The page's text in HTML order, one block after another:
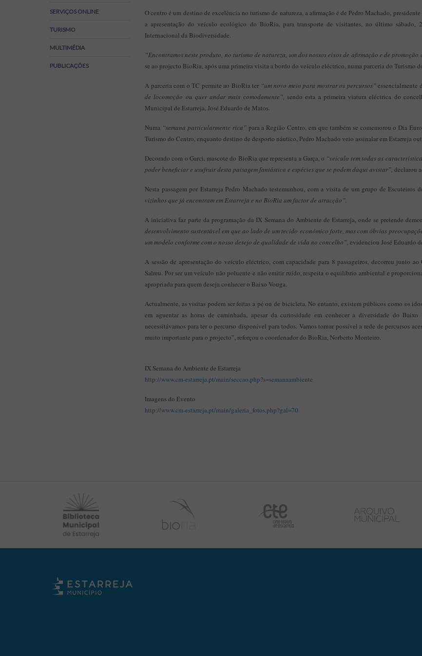
SERVIÇOS ONLINE
TURISMO
MULTIMÉDIA
PUBLICAÇÕES
O centro é um destino de excelência no turismo de natureza, a afirmação é de Pedro Machado,
a apresentação do veículo ecológico do BioRia, para transporte de visitantes, no último
Internacional da Biodiversidade.
“Encontramos neste produto, no turismo de natureza, um dos nossos eixos de afirmação e de
se ao projecto BioRia, após uma primeira visita a bordo do veículo eléctrico, numa parceria do Turismo
A parceria com o TC permite ao BioRia ter “um novo meio para mostrar os percursos” essencialmente
de locomoção ou quer andar mais comodamente”, sendo esta a primeira viatura eléctrica do
Municipal de Estarreja, José Eduardo de Matos.
Numa “semana particularmente rica” para a Região Centro, em que também se comemorou o Dia
Turismo do Centro, enquanto destino de desporto náutico, Pedro Machado veio assinalar em Estarreja
Decorado com o Garci, mascote do BioRia que representa a Garça, o “veículo tem todas as
poder beneficiar e usufruir desta paisagem fantástica e espécies que se podem daqui avistar”, declarou
Nesta passagem por Estarreja Pedro Machado testemunhou, com a visita de um grupo de Escuteiros
vizinhos que já encontram em Estarreja e no BioRia um factor de atracção”.
A iniciativa faz parte da programação da IX Semana do Ambiente de Estarreja, onde se pretende
desenvolvimento sustentável em que ao lado de um tecido económico forte, mas com óbvias
um modelo conforme com o nosso desejo de qualidade de vida no concelho”, evidenciou José Eduardo
A sessão de apresentação do veículo eléctrico, com capacidade para 8 passageiros, decorreu junto
Salreu. Por ser um veículo não poluente e não emitir ruído, respeita o equilíbrio ambiental e
apropriada para quem deseja conhecer o Baixo Vouga.
Actualmente, as visitas podem ser feitas a pé ou de bicicleta. No entanto, existem públicos como os
em aguentar as horas de caminhada, apesar da curiosidade em conhecer a diversidade do
necessitávamos para ter o percurso disponível para todos. Vamos tornar possível a rede de percursos
muito importante para o projecto”, reforçou o coordenador do BioRia, Norberto Monteiro.
IX Semana do Ambiente de Estarreja
http://www.cm-estarreja.pt/main/seccao.php?s=semanaambiente
Imagens do Evento
http://www.cm-estarreja.pt/main/galeria_fotos.php?gal=70